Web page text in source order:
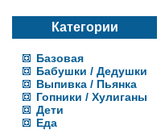
Категории
Базовая
Бабушки / Дедушки
Выпивка / Пьянка
Гопники / Хулиганы
Дети
Еда